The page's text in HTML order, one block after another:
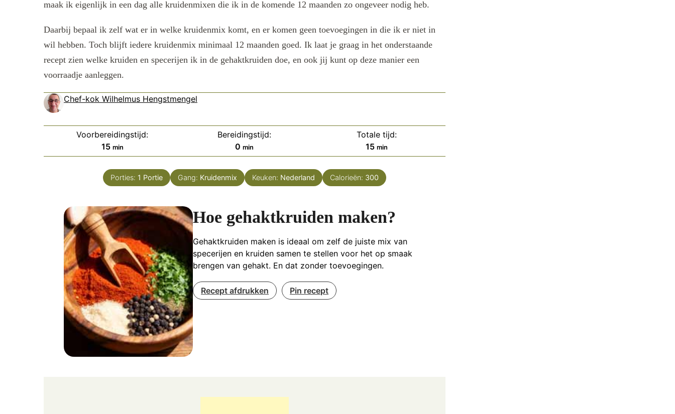
maak ik eigenlijk in een dag alle kruidenmixen die ik in de komende 12 maanden zo ongeveer nodig heb.
Daarbij bepaal ik zelf wat er in welke kruidenmix komt, en er komen geen toevoegingen in die ik er niet in
wil hebben. Toch blijft iedere kruidenmix minimaal 12 maanden goed. Ik laat je graag in het onderstaande
recept zien welke kruiden en specerijen ik in de gehaktkruiden doe, en ook jij kunt op deze manier een
voorraadje aanleggen.
Chef-kok Wilhelmus Hengstmengel
Voorbereidingstijd:
15minuten
min
Bereidingstijd:
0 minuten
min
Totale tijd:
15minuten
min
Porties: 1 Portie Gang: Kruidenmix Keuken: Nederland Calorieën: 300
Hoe gehaktkruiden maken?
Gehaktkruiden maken is ideaal om zelf de juiste mix van
specerijen en kruiden samen te stellen voor het op smaak
brengen van gehakt. En dat zonder toevoegingen.
Recept afdrukken Pin recept